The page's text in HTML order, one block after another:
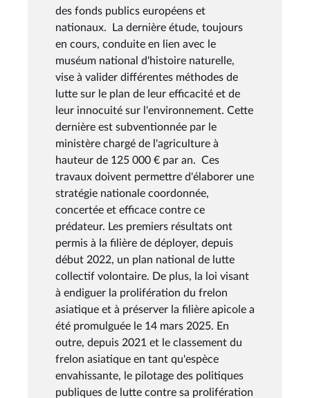
des fonds publics européens et
nationaux. La dernière étude, toujours
en cours, conduite en lien avec le
muséum national d'histoire naturelle,
vise à valider différentes méthodes de
lutte sur le plan de leur efficacité et de
leur innocuité sur l'environnement. Cette
dernière est subventionnée par le
ministère chargé de l'agriculture à
hauteur de 125 000 € par an. Ces
travaux doivent permettre d'élaborer une
stratégie nationale coordonnée,
concertée et efficace contre ce
prédateur. Les premiers résultats ont
permis à la filière de déployer, depuis
début 2022, un plan national de lutte
collectif volontaire. De plus, la loi visant
à endiguer la prolifération du frelon
asiatique et à préserver la filière apicole a
été promulguée le 14 mars 2025. En
outre, depuis 2021 et le classement du
frelon asiatique en tant qu'espèce
envahissante, le pilotage des politiques
publiques de lutte contre sa prolifération